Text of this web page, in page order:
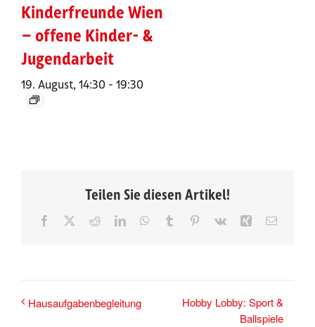
Kinderfreunde Wien
– offene Kinder- &
Jugendarbeit
19. August, 14:30 - 19:30
Teilen Sie diesen Artikel!
Facebook RedditLinkedInWhatsApp
Tumblr Pinterest
Vk Xing E-
Hausaufgabenbegleitung
Hobby Lobby: Sport &
Ballspiele